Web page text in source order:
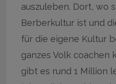
auszuleben. Dort, wo
Berberkultur ist und
für die eigene Kultur
ganzes Volk coachen
gibt es rund 1 Million